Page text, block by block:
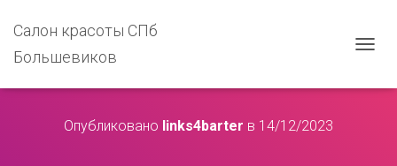
Салон красоты СПб
Большевиков
Р
Опубликовано links4barter в 14/12/2023